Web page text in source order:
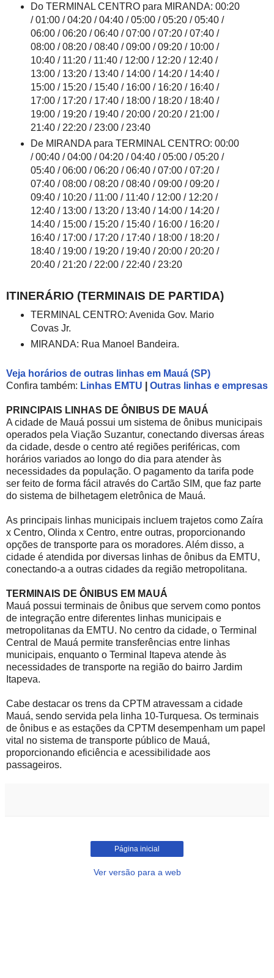
Do TERMINAL CENTRO para MIRANDA: 00:20
/ 01:00 / 04:20 / 04:40 / 05:00 / 05:20 / 05:40 /
06:00 / 06:20 / 06:40 / 07:00 / 07:20 / 07:40 /
08:00 / 08:20 / 08:40 / 09:00 / 09:20 / 10:00 /
10:40 / 11:20 / 11:40 / 12:00 / 12:20 / 12:40 /
13:00 / 13:20 / 13:40 / 14:00 / 14:20 / 14:40 /
15:00 / 15:20 / 15:40 / 16:00 / 16:20 / 16:40 /
17:00 / 17:20 / 17:40 / 18:00 / 18:20 / 18:40 /
19:00 / 19:20 / 19:40 / 20:00 / 20:20 / 21:00 /
21:40 / 22:20 / 23:00 / 23:40
De MIRANDA para TERMINAL CENTRO: 00:00
/ 00:40 / 04:00 / 04:20 / 04:40 / 05:00 / 05:20 /
05:40 / 06:00 / 06:20 / 06:40 / 07:00 / 07:20 /
07:40 / 08:00 / 08:20 / 08:40 / 09:00 / 09:20 /
09:40 / 10:20 / 11:00 / 11:40 / 12:00 / 12:20 /
12:40 / 13:00 / 13:20 / 13:40 / 14:00 / 14:20 /
14:40 / 15:00 / 15:20 / 15:40 / 16:00 / 16:20 /
16:40 / 17:00 / 17:20 / 17:40 / 18:00 / 18:20 /
18:40 / 19:00 / 19:20 / 19:40 / 20:00 / 20:20 /
20:40 / 21:20 / 22:00 / 22:40 / 23:20
ITINERÁRIO (TERMINAIS DE PARTIDA)
TERMINAL CENTRO: Avenida Gov. Mario
Covas Jr.
MIRANDA: Rua Manoel Bandeira.
Veja horários de outras linhas em Mauá (SP)
Confira também: Linhas EMTU Outras linhas e empresas
PRINCIPAIS LINHAS DE ÔNIBUS DE MAUÁ
A cidade de Mauá possui um sistema de ônibus municipais
operados pela Viação Suzantur, conectando diversas áreas
da cidade, desde o centro até regiões periféricas, com
horários variados ao longo do dia para atender às
necessidades da população. O pagamento da tarifa pode
ser feito de forma fácil através do Cartão SIM, que faz parte
do sistema de bilhetagem eletrônica de Mauá.
As principais linhas municipais incluem trajetos como Zaíra
x Centro, Olinda x Centro, entre outras, proporcionando
opções de transporte para os moradores. Além disso, a
cidade é atendida por diversas linhas de ônibus da EMTU,
conectando-a a outras cidades da região metropolitana.
TERMINAIS DE ÔNIBUS EM MAUÁ
Mauá possui terminais de ônibus que servem como pontos
de integração entre diferentes linhas municipais e
metropolitanas da EMTU. No centro da cidade, o Terminal
Central de Mauá permite transferências entre linhas
municipais, enquanto o Terminal Itapeva atende às
necessidades de transporte na região do bairro Jardim
Itapeva.
Cabe destacar os trens da CPTM atravessam a cidade
Mauá, sendo servida pela linha 10-Turquesa. Os terminais
de ônibus e as estações da CPTM desempenham um papel
vital no sistema de transporte público de Mauá,
proporcionando eficiência e acessibilidade aos
passageiros.
Página inicial
Ver versão para a web